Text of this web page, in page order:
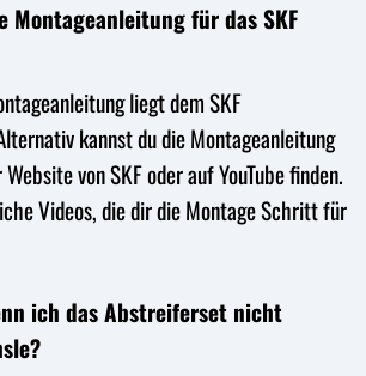
Montageanleitung für das SKF
liegt dem SKF
kannst du die Montageanleitung
von SKF oder auf YouTube finden.
Videos, die dir die Montage Schritt für
ich das Abstreiferset nicht